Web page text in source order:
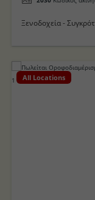
Ξενοδοχεία -
All Locations